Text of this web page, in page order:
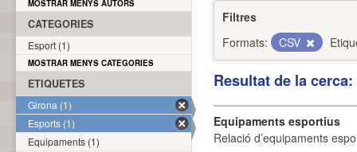
Filtres
Formats:
CSV
Resultat de la
Equipaments esportius
Relació d’equipaments
MOSTRAR MENYS AUTORS
CATEGORIES
Esport (1)
MOSTRAR MENYS CATEGORIES
ETIQUETES
Girona (1)
Esports (1)
Equipaments (1)